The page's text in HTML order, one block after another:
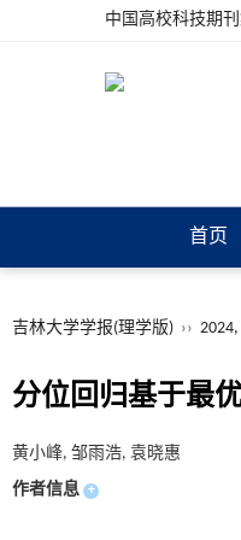
中国高校科技期
首页
吉林大学学报(理学版) ›› 2024,
分位回归基于最
黄小峰, 邹雨浩, 袁晓惠
作者信息 +